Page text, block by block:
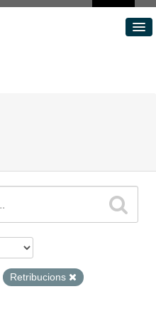
Retribucions